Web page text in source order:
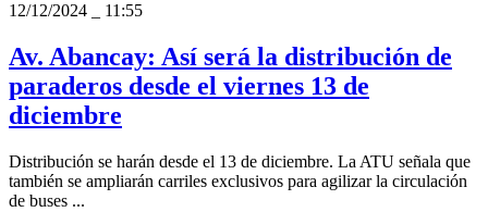
12/12/2024
11:55
Av. Abancay: Así será la distribución de
paraderos desde el viernes 13 de
diciembre
Distribución se harán desde el 13 de diciembre. La ATU señala que
también se ampliarán carriles exclusivos para agilizar la circulación
de buses ...